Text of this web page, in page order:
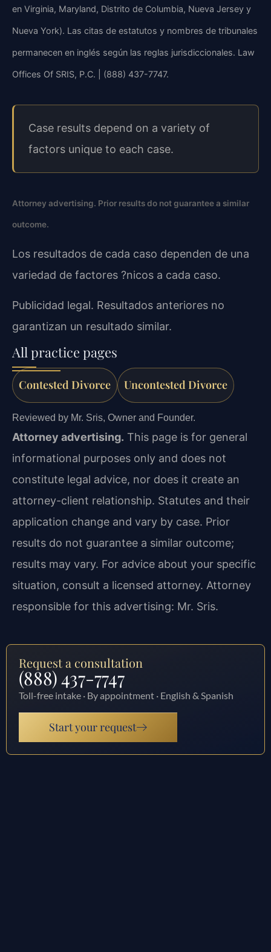
en Virginia, Maryland, Distrito de Columbia, Nueva Jersey y
Nueva York). Las citas de estatutos y nombres de tribunales
permanecen en inglés según las reglas jurisdiccionales. Law
Offices Of SRIS, P.C. | (888) 437-7747.
Case results depend on a variety of
factors unique to each case.
Attorney advertising. Prior results do not guarantee a similar
outcome.
Los resultados de cada caso dependen de una
variedad de factores ?nicos a cada caso.
Publicidad legal. Resultados anteriores no
garantizan un resultado similar.
All practice pages
Contested Divorce Uncontested Divorce
Reviewed by Mr. Sris, Owner and Founder.
Attorney advertising. This page is for general
informational purposes only and does not
constitute legal advice, nor does it create an
attorney-client relationship. Statutes and their
application change and vary by case. Prior
results do not guarantee a similar outcome;
results may vary. For advice about your specific
situation, consult a licensed attorney. Attorney
responsible for this advertising: Mr. Sris.
Request a consultation
(888) 437-7747
Toll-free intake · By appointment · English & Spanish
Start your request